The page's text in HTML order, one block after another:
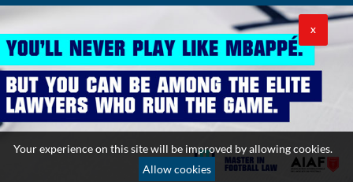
lawyers@theimpactlawyers.com
SUSCRIBIRSE
X
Your experience on this site will be improved by allowing cookies.
Allow cookies